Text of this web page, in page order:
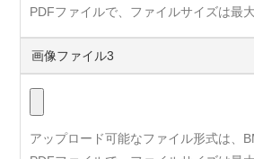
PDFファイルで、ファイルサイズは最
画像ファイル3
アップロード可能なファイル形式は、